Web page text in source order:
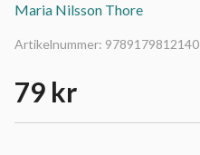
Maria Nilsson Thore
Artikelnummer: 9789179812140
79 kr